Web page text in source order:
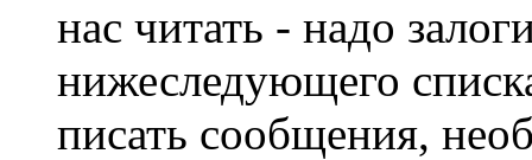
нас читать - надо
нижеследующего
писать сообщения,